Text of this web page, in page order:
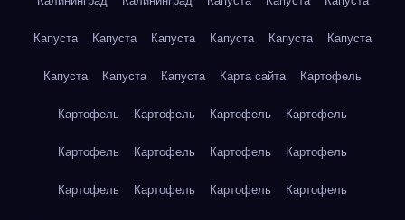
Капуста Капуста Капуста Капуста Капуста Капуста
Капуста Капуста Капуста Карта сайта Картофель
Картофель Картофель Картофель Картофель
Картофель Картофель Картофель Картофель
Картофель Картофель Картофель Картофель